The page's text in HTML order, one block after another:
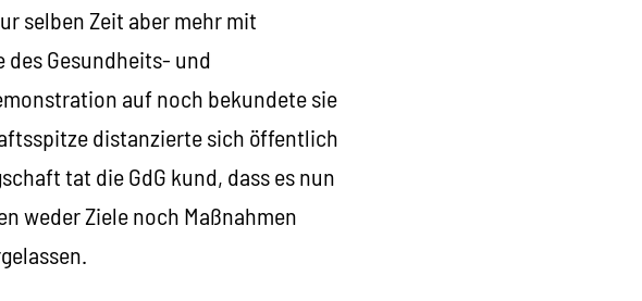
selben Zeit aber mehr mit
Gesundheits- und
auf noch bekundete sie
distanzierte sich öffentlich
tat die GdG kund, dass es nun
weder Ziele noch Maßnahmen